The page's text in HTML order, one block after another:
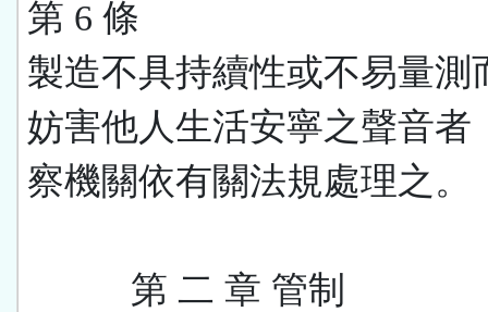
第 6 條
製造不具持續性或不易量測
妨害他人生活安寧之聲音者
察機關依有關法規處理之。
第 二 章 管制